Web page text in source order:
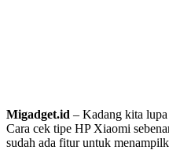
Migadget.id – Kadang kita
Cara cek tipe HP Xiaomi
sudah ada fitur untuk